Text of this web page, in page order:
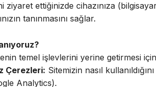
ziyaret ettiğinizde cihazınıza
tanınmasını sağlar.
temel işlevlerini yerine getirmesi
Çerezleri: Sitemizin nasıl
Analytics).